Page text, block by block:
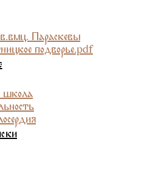
Параскевы
подворье.pdf
школа